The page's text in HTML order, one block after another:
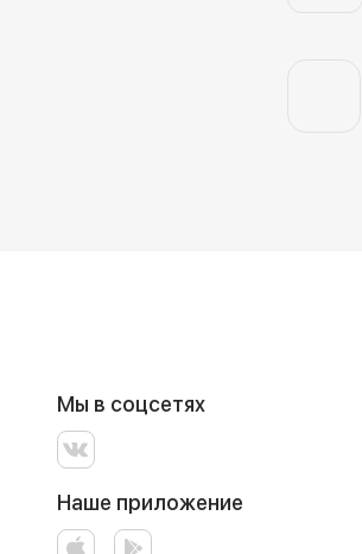
Мы в соцсетях
Наше приложение